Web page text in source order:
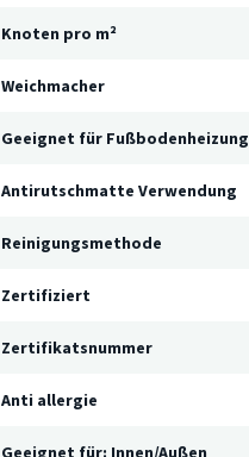
Knoten pro m²
Weichmacher
Geeignet für Fußbodenheizung
Antirutschmatte Verwendung
Reinigungsmethode
Zertifiziert
Zertifikatsnummer
Anti allergie